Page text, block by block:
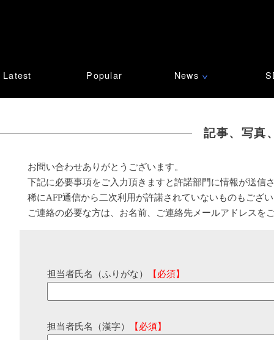
Latest Popular News ∨
記事、写真
お問い合わせありがとうございます。
下記に必要事項をご入力頂きますと許諾部門に情報が送信
稀にAFP通信から二次利用が許諾されていないものもござ
ご連絡の必要な方は、お名前、ご連絡先メールアドレスを
担当者氏名（ふりがな） 【必須】
担当者氏名（漢字） 【必須】